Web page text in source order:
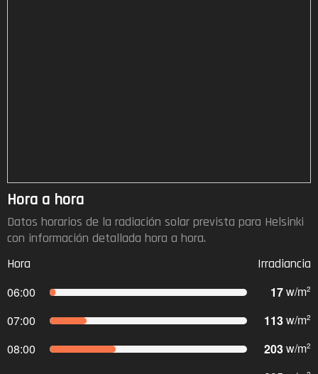
Hora a hora
Datos horarios de la radiación solar prevista para Helsinki
con información detallada hora a hora.
Hora
Irradiancia
06:00
17w/m2
07:00 113w/m2
08:00 203w/m2